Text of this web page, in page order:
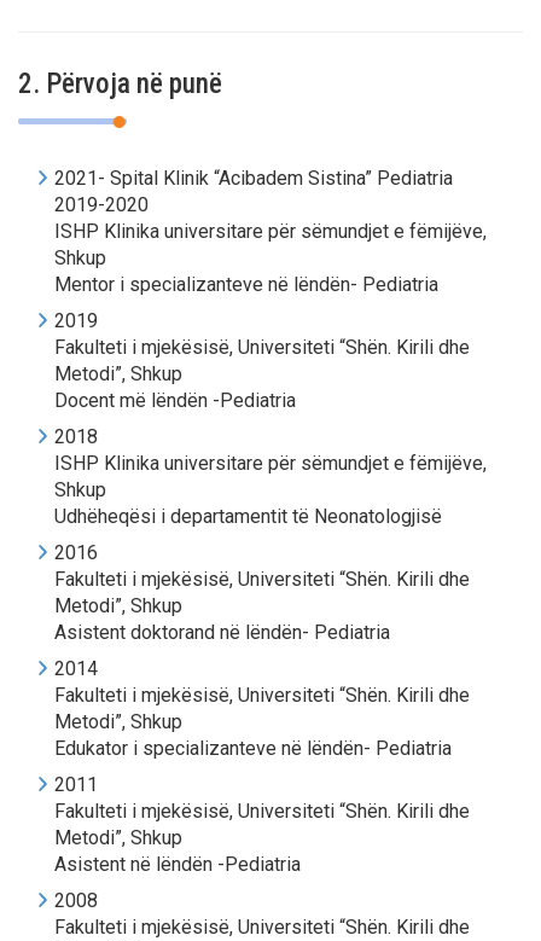
2. Përvoja në punë
2021- Spital Klinik “Acibadem Sistina” Pediatria
2019-2020
ISHP Klinika universitare për sëmundjet e fëmijëve,
Shkup
Mentor i specializanteve në lëndën- Pediatria
2019
Fakulteti i mjekësisë, Universiteti “Shën. Kirili dhe
Metodi”, Shkup
Docent më lëndën -Pediatria
2018
ISHP Klinika universitare për sëmundjet e fëmijëve,
Shkup
Udhëheqësi i departamentit të Neonatologjisë
2016
Fakulteti i mjekësisë, Universiteti “Shën. Kirili dhe
Metodi”, Shkup
Asistent doktorand në lëndën- Pediatria
2014
Fakulteti i mjekësisë, Universiteti “Shën. Kirili dhe
Metodi”, Shkup
Edukator i specializanteve në lëndën- Pediatria
2011
Fakulteti i mjekësisë, Universiteti “Shën. Kirili dhe
Metodi”, Shkup
Asistent në lëndën -Pediatria
2008
Fakulteti i mjekësisë, Universiteti “Shën. Kirili dhe